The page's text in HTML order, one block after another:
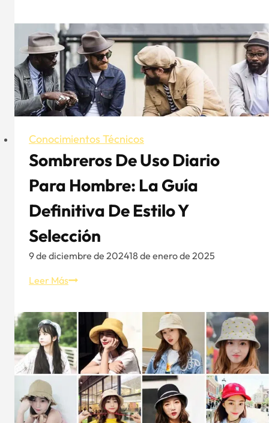
la
adaptabilidad
de
la
gorra
Trucker
para
Conocimientos Técnicos
Sombreros De Uso Diario
Para Hombre: La Guía
Definitiva De Estilo Y
Selección
9 de diciembre de 202418 de enero de 2025
Leer MásSombreros
uso
diario
para
hombre:
La
guía
definitiva
de